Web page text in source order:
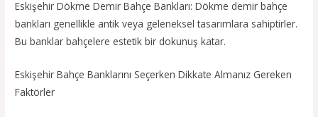
Eskişehir Dökme Demir Bahçe Bankları: Dökme demir bahçe
bankları genellikle antik veya geleneksel tasarımlara sahiptirler.
Bu banklar bahçelere estetik bir dokunuş katar.
Eskişehir Bahçe Banklarını Seçerken Dikkate Almanız Gereken
Faktörler